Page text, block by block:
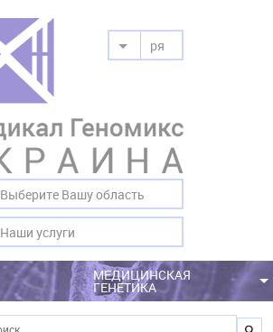
ря
Выберите Вашу область
Наши услуги
МЕДИЦИНСКАЯ
ГЕНЕТИКА